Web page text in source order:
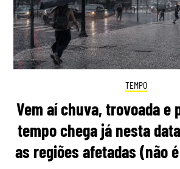
TEMPO
Vem aí chuva, trovoada e
tempo chega já nesta
as regiões afetadas (não